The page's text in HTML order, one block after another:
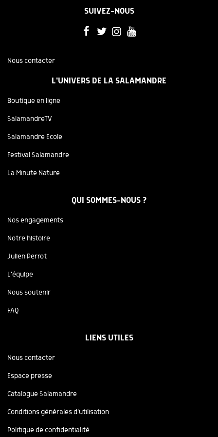
SUIVEZ-NOUS
Nous contacter
L'UNIVERS DE LA SALAMANDRE
Boutique en ligne
SalamandreTV
Salamandre Ecole
Festival Salamandre
La Minute Nature
QUI SOMMES-NOUS ?
Nos engagements
Notre histoire
Julien Perrot
L'équipe
Nous soutenir
FAQ
LIENS UTILES
Nous contacter
Espace presse
Catalogue Salamandre
Conditions générales d'utilisation
Politique de confidentialité